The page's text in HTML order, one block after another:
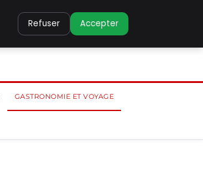
GASTRONOMIE ET VOYAGE
Refuser Accepter